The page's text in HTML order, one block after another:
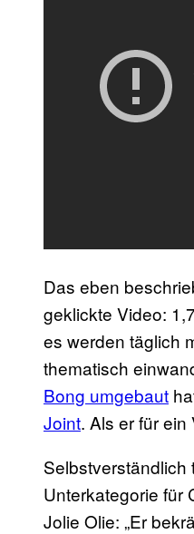
Das eben
geklickte Video:
es werden täglich
thematisch
Bong umgebaut
Joint. Als er für
Selbstverständlich
Unterkategorie für
Jolie Olie: „Er